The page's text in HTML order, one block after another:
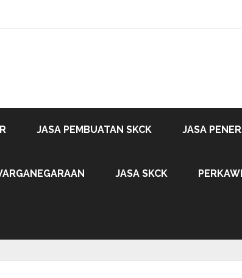
JASA PEMBUATAN SKCK JASA
JASA SKCK